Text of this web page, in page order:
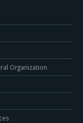
Organization